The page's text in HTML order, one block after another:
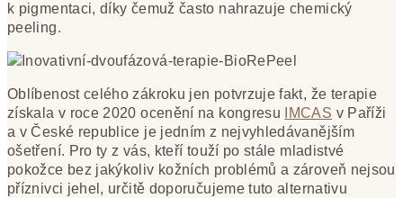
k pigmentaci, díky čemuž často nahrazuje chemický
peeling.
Oblíbenost celého zákroku jen potvrzuje fakt, že terapie
získala v roce 2020 ocenění na kongresu
IMCAS v Paříži
a v České republice je jedním z nejvyhledávanějším
ošetření. Pro ty z vás, kteří touží po stále mladistvé
pokožce bez jakýkoliv kožních problémů a zároveň nejsou
příznivci jehel, určitě doporučujeme tuto alternativu